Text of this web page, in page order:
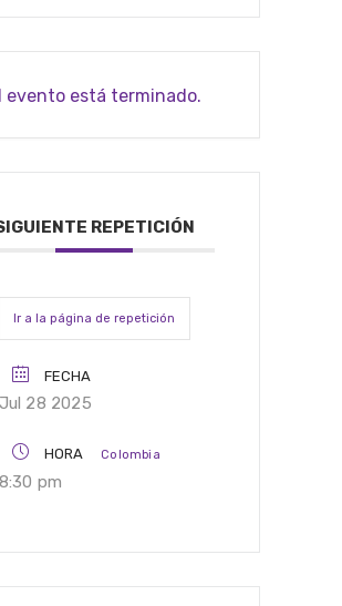
evento está terminado.
REPETICIÓN
Ir a la página de repetición
FECHA
Jul 28 2025
HORA Colombia
8:30 pm